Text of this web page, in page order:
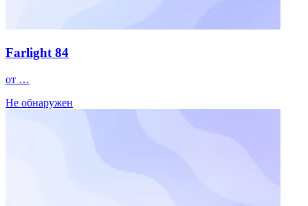
Farlight 84
от …
Не обнаружен